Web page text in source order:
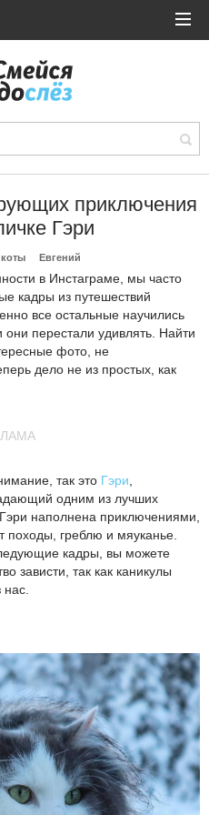
приключения
Гэри
Евгений
в Инстаграме, мы часто
кадры из путешествий
все остальные научились
перестали удивлять. Найти
фото, не
дело не из простых, как
так это Гэри
одним из лучших
наполнена приключениями,
походы, греблю и мяуканье.
кадры, вы можете
зависти, так как каникулы